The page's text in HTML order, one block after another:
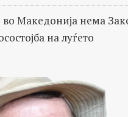
Македонија нема
на луѓето